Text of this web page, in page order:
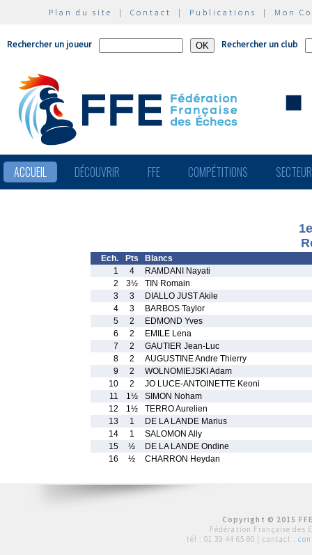
Plan du site | Contact | Publications | Mon
Rechercher un joueur Rechercher un club
ACCUEIL DÉCOUVRIR FFE COMPÉTITIONS
Ech. Pts
Blancs
1
4
RAMDANI Nayati
2
3½
TIN Romain
3
3
DIALLO JUST Akile
4
3
BARBOS Taylor
5
2
EDMOND Yves
6
2
EMILE Lena
7
2
GAUTIER Jean-Luc
8
2
AUGUSTINE Andre Thierry
9
2
WOLNOMIEJSKI Adam
10
2
JO LUCE-ANTOINETTE Keoni
11
1½
SIMON Noham
12
1½
TERRO Aurelien
13
1
DE LA LANDE Marius
14
1
SALOMON Ally
15
½
DE LA LANDE Ondine
16
½ CHARRON Heydan
Copyright © 2015
Fédération Française des
tél : 01 39 44 65 80 | contact :